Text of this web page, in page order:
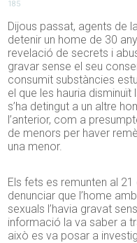
185
Dijous passat, agents de la
detenir un home de 30
revelació de secrets i
gravar sense el seu
consumit substàncies
el que les hauria
s’ha detingut a un altre
l’anterior, com a
de menors per haver
una menor.
Els fets es remunten al
denunciar que l’home
sexuals l’havia gravat
informació la va saber a
això es va posar a